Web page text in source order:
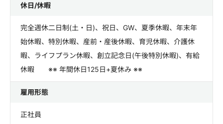
休日/休暇
完全週休二日制(土・日)、祝日、GW、夏季休暇、年末年
始休暇、特別休暇、産前・産後休暇、育児休暇、介護休
暇、ライフプラン休暇、創立記念日(午後特別休暇)、有給
休暇 ※※ 年間休日125日+夏休み ※※
雇用形態
正社員